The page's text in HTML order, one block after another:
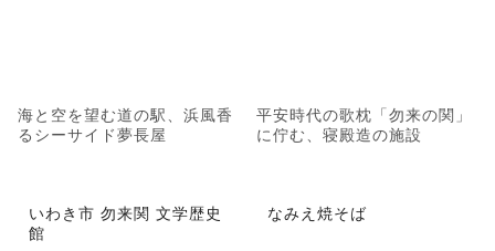
海と空を望む道の駅、浜風香
るシーサイド夢長屋
平安時代の歌枕「勿来の関」
に佇む、寝殿造の施設
いわき市 勿来関 文学歴史
館
なみえ焼そば